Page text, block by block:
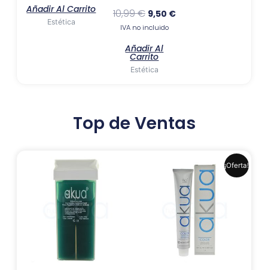
Añadir Al Carrito
Estética
10,99€ 9,50 €
IVA no incluido
Añadir Al
Carrito
Estética
Top de Ventas
¡Oferta!
precio
original
era:
6,99 €.
precio
actual
es:
6,41 €.
Este